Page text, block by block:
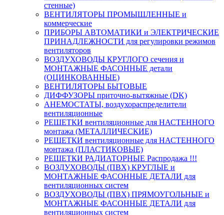
стенные)
ВЕНТИЛЯТОРЫ ПРОМЫШЛЕННЫЕ и
коммерческие
ПРИБОРЫ АВТОМАТИКИ и ЭЛЕКТРИЧЕСКИЕ
ПРИНАДЛЕЖНОСТИ для регулировки режимов
вентиляторов
ВОЗДУХОВОДЫ КРУГЛОГО сечения и
МОНТАЖНЫЕ ФАСОННЫЕ детали
(ОЦИНКОВАННЫЕ)
ВЕНТИЛЯТОРЫ БЫТОВЫЕ
ДИФФУЗОРЫ приточно-вытяжные (DK)
АНЕМОСТАТЫ, воздухораспределители
вентиляционные
РЕШЕТКИ вентиляционные для НАСТЕННОГО
монтажа (МЕТАЛЛИЧЕСКИЕ)
РЕШЕТКИ вентиляционные для НАСТЕННОГО
монтажа (ПЛАСТИКОВЫЕ)
РЕШЕТКИ РАДИАТОРНЫЕ Распродажа !!!
ВОЗДУХОВОДЫ (ПВХ) КРУГЛЫЕ и
МОНТАЖНЫЕ ФАСОННЫЕ ДЕТАЛИ для
вентиляционных систем
ВОЗДУХОВОДЫ (ПВХ) ПРЯМОУГОЛЬНЫЕ и
МОНТАЖНЫЕ ФАСОННЫЕ ДЕТАЛИ для
вентиляционных систем